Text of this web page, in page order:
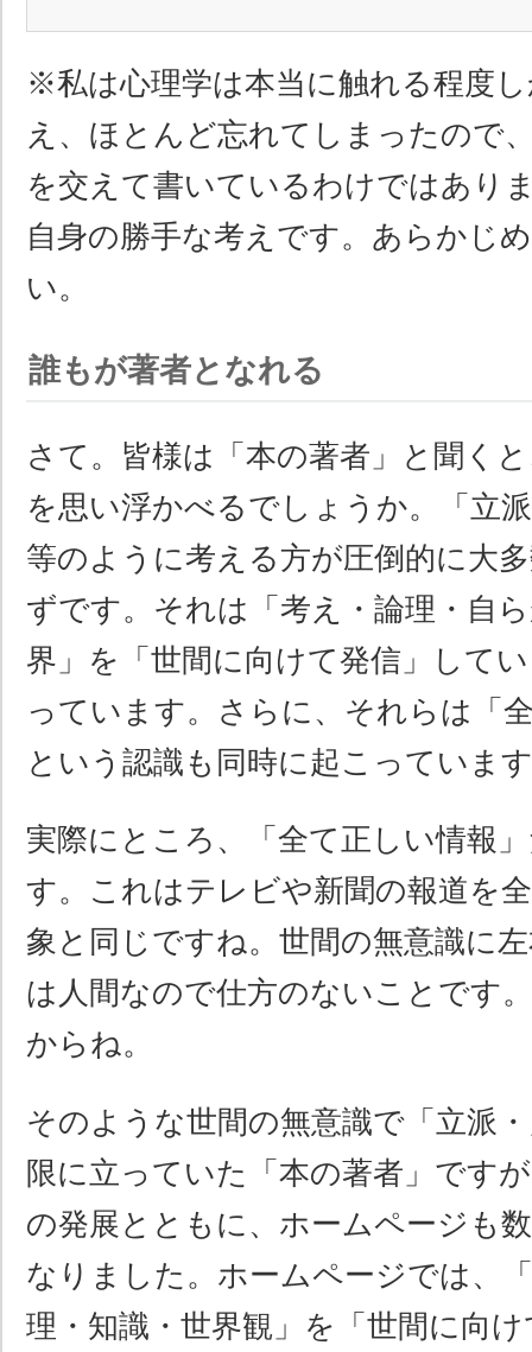
※私は心理学は本当に触れる程度
え、ほとんど忘れてしまったので
を交えて書いているわけではあり
自身の勝手な考えです。あらかじ
い。
誰もが著者となれる
さて。皆様は「本の著者」と聞く
を思い浮かべるでしょうか。「立
等のように考える方が圧倒的に大
ずです。それは「考え・論理・自
界」を「世間に向けて発信」して
っています。さらに、それらは「
という認識も同時に起こっていま
実際にところ、「全て正しい情報
す。これはテレビや新聞の報道を
象と同じですね。世間の無意識に
は人間なので仕方のないことです
からね。
そのような世間の無意識で「立派
限に立っていた「本の著者」です
の発展とともに、ホームページも
なりました。ホームページでは、
理・知識・世界観」を「世間に向